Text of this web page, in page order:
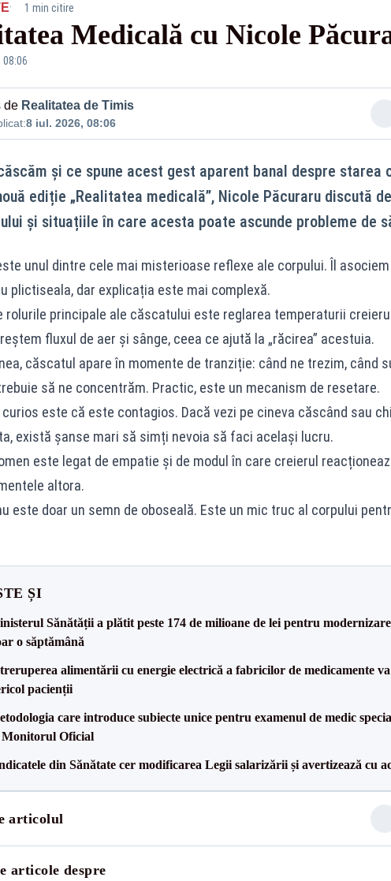
· 1 min citire
Medicală cu Nicole
08:06
de Realitatea de Timis
8 iul. 2026, 08:06
și ce spune acest gest aparent banal despre starea
ediție „Realitatea medicală”, Nicole Păcuraru discută
și situațiile în care acesta poate ascunde probleme de
unul dintre cele mai misterioase reflexe ale corpului. Îl
plictiseala, dar explicația este mai complexă.
rolurile principale ale căscatului este reglarea temperaturii
fluxul de aer și sânge, ceea ce ajută la „răcirea” acestuia.
căscatul apare în momente de tranziție: când ne trezim, când
să ne concentrăm. Practic, este un mecanism de resetare.
curios este că este contagios. Dacă vezi pe cineva căscând sau
există șanse mari să simți nevoia să faci același lucru.
este legat de empatie și de modul în care creierul
altora.
este doar un semn de oboseală. Este un mic truc al corpului
ȘI
Sănătății a plătit peste 174 de milioane de lei pentru
o săptămână
alimentării cu energie electrică a fabricilor de medicamente
pacienții
care introduce subiecte unice pentru examenul de medic
Oficial
din Sănătate cer modificarea Legii salarizării și avertizează cu
articolul
articole despre